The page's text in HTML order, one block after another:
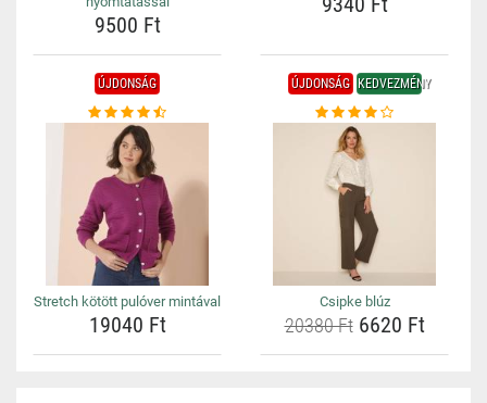
9500 Ft
ÚJDONSÁG
Stretch kötött pulóver mintával
19040 Ft
ÚJDONSÁG KEDVEZMÉNY
Csipke blúz
20380 Ft6620 Ft